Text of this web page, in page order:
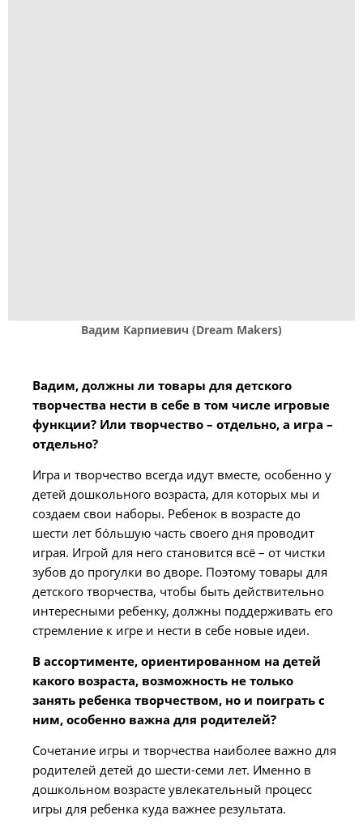
Вадим Карпиевич (Dream Makers)
Вадим, должны ли товары для детского
творчества нести в себе в том числе игровые
функции? Или творчество – отдельно, а игра –
отдельно?
Игра и творчество всегда идут вместе, особенно у
детей дошкольного возраста, для которых мы и
создаем свои наборы. Ребенок в возрасте до
шести лет бóльшую часть своего дня проводит
играя. Игрой для него становится всё – от чистки
зубов до прогулки во дворе. Поэтому товары для
детского творчества, чтобы быть действительно
интересными ребенку, должны поддерживать его
стремление к игре и нести в себе новые идеи.
В ассортименте, ориентированном на детей
какого возраста, возможность не только
занять ребенка творчеством, но и поиграть с
ним, особенно важна для родителей?
Сочетание игры и творчества наиболее важно для
родителей детей до шести-семи лет. Именно в
дошкольном возрасте увлекательный процесс
игры для ребенка куда важнее результата.